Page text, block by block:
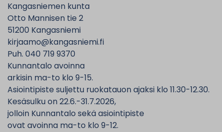
Kangasniemen kunta
Otto Mannisen tie 2
51200 Kangasniemi
kirjaamo@kangasniemi.fi
Puh. 040 719 9370
Kunnantalo avoinna
arkisin ma-to klo 9-15.
Asiointipiste suljettu ruokatauon ajaksi klo 11.30-12.30.
Kesäsulku on 22.6.-31.7.2026,
jolloin Kunnantalo sekä asiointipiste
ovat avoinna ma-to klo 9-12.